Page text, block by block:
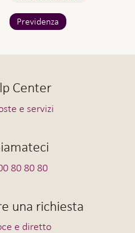
Previdenza
Center
e servizi
80 80 80
una richiesta
e diretto